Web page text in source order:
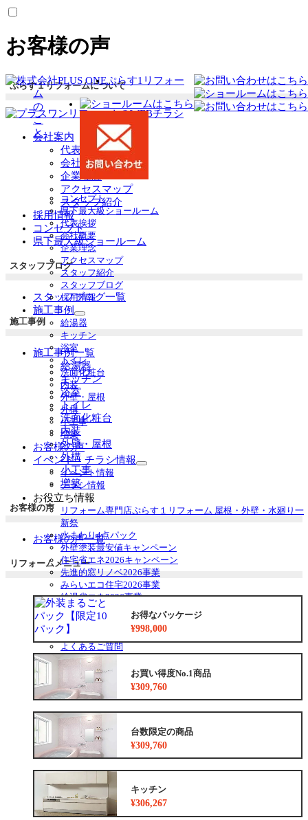
お客様の声
ぷらす1リフォー
ム
の
こ
と
コンセプト
県下最大級ショールーム
代表挨拶
会社概要
企業理念
アクセスマップ
スタッフ紹介
スタッフブログ
採用情報
施工事例
サ
ブ
ニ
ュ
ー
を
展
開
給湯器
キッチン
浴室
トイレ
洗面化粧台
内装
外壁・屋根
外構
小工事
増築
お客様の声
イベント・チラシ情報
サ
ニ
ュ
を
展
開
イベント情報
チラシ情報
お役立ち情報
リフォーム専門店ぷらす１リフォーム 屋根・外壁・水廻り一
新祭
水まわり4点パック
外壁塗装最安値キャンペーン
住宅省エネ2026キャンペーン
先進的窓リノベ2026事業
みらいエコ住宅2026事業
給湯省エネ2026事業
安心保証
お得なリフォームメニュー
リフォームの流れ
よくあるご質問
中古リノベをご検討中の方へ
ぷらす１リフォームについて
会社案内
代表挨拶
会社概要
企業理念
アクセスマップ
スタッフ紹介
採用情報
コンセプト
県下最大級ショールーム
スタッフブログ
スタッフブログ一覧
施工事例
施工事例一覧
給湯器
キッチン
浴室
トイレ
洗面化粧台
内装
外壁・屋根
外構
小工事
増築
お客様の声
お客様の声一覧
リフォームメニュー
お得なパッケージ
¥998,000
お買い得度No.1商品
¥309,760
台数限定の商品
¥309,760
キッチン
¥306,267